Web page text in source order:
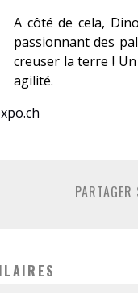
A côté de cela,
passionnant des
creuser la terre !
agilité.
PARTAGER